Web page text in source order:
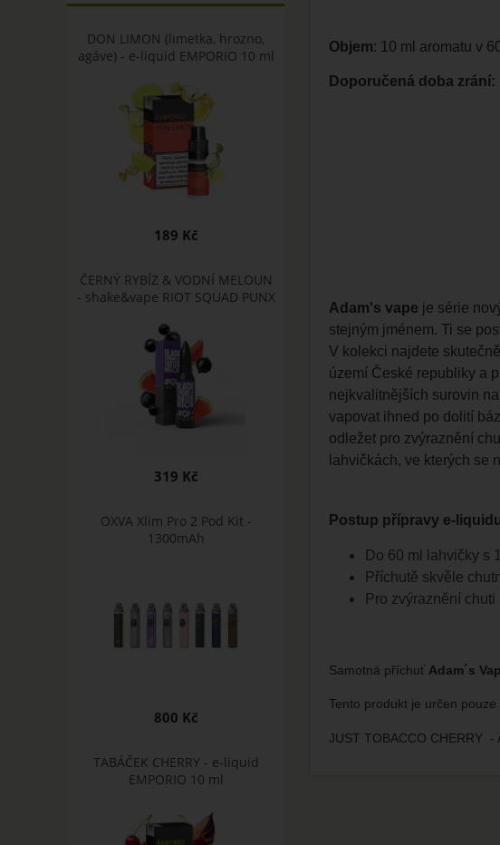
Objem: 10 ml aromatu v
Doporučená doba zrání:
Adam's vape je série
stejným jménem. Ti se
V kolekci najdete
území České republiky a
nejkvalitnějších surovin
vapovat ihned po dolití
odležet pro zvýraznění
lahvičkách, ve kterých se
Postup přípravy e-
Do 60 ml lahvičky s
Příchutě skvěle
Pro zvýraznění
Samotná příchuť Adam´s
Tento produkt je určen
JUST TOBACCO CHERRY -
DON LIMON (limetka, hrozno,
agáve) - e-liquid EMPORIO 10 ml
189 Kč
ČERNÝ RYBÍZ & VODNÍ MELOUN
- shake&vape RIOT SQUAD PUNX
319 Kč
OXVA Xlim Pro 2 Pod Kit -
1300mAh
800 Kč
TABÁČEK CHERRY - e-liquid
EMPORIO 10 ml